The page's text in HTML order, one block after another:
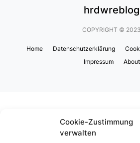
Cookie-Zustimmung
verwalten
hrdwreblog
COPYRIGHT © 2023
Home Datenschutzerklärung
Impressum
About